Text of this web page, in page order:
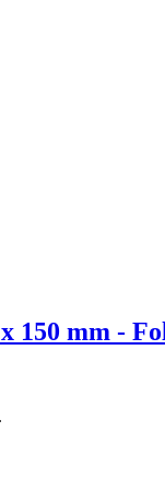
150 mm -